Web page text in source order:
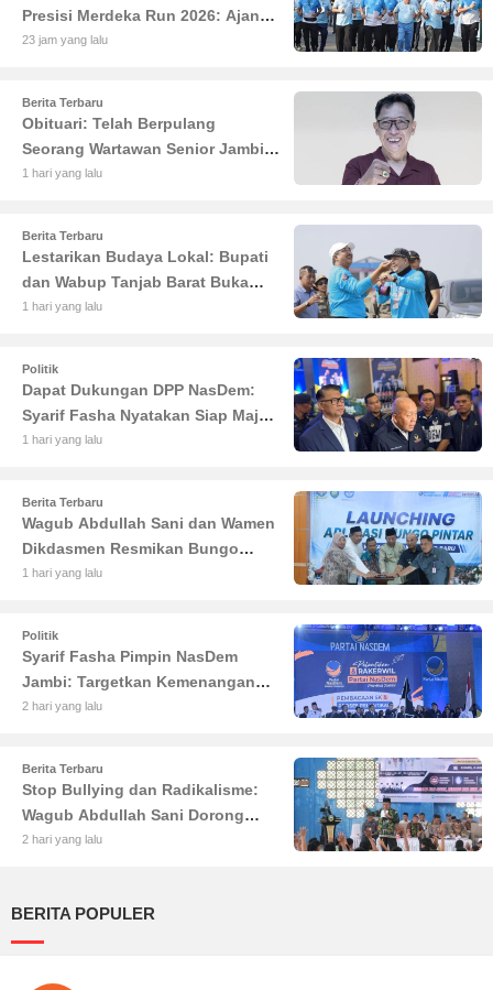
Presisi Merdeka Run 2026: Ajang
Olahraga yang Gerakkan UMKM
23 jam yang lalu
Berita Terbaru
Obituari: Telah Berpulang
Seorang Wartawan Senior Jambi
Hery Farmansyah atau Hery
1 hari yang lalu
Berita Terbaru
Lestarikan Budaya Lokal: Bupati
dan Wabup Tanjab Barat Buka
Lomba Sauk'an Layangan
1 hari yang lalu
Politik
Dapat Dukungan DPP NasDem:
Syarif Fasha Nyatakan Siap Maju
di Pilgub Jambi
1 hari yang lalu
Berita Terbaru
Wagub Abdullah Sani dan Wamen
Dikdasmen Resmikan Bungo
Pintar: Dorong Digitalisasi
1 hari yang lalu
Politik
Syarif Fasha Pimpin NasDem
Jambi: Targetkan Kemenangan
Besar di Pemilu 2029
2 hari yang lalu
Berita Terbaru
Stop Bullying dan Radikalisme:
Wagub Abdullah Sani Dorong
Siswa Jadi Garda Terdepan
2 hari yang lalu
BERITA POPULER